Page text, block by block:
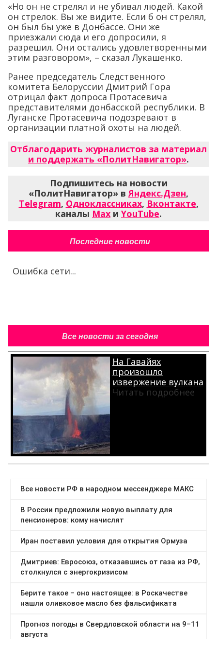
«Но он не стрелял и не убивал людей. Какой
он стрелок. Вы же видите. Если б он стрелял,
он был бы уже в Донбассе. Они же
приезжали сюда и его допросили, я
разрешил. Они остались удовлетворенными
этим разговором», – сказал Лукашенко.
Ранее председатель Следственного
комитета Белоруссии Дмитрий Гора
отрицал факт допроса Протасевича
представителями донбасской республики. В
Луганске Протасевича подозревают в
организации платной охоты на людей.
Отблагодарить журналистов за материал
и поддержать «ПолитНавигатор».
Подпишитесь на новости
«ПолитНавигатор» вЯндекс.Дзен,
Telegram, Одноклассниках, Вконтакте,
каналы Max и YouTube.
Последние новости
Ошибка сети...
Все новости за сегодня
На Гавайях
произошло
извержение вулкана
Читать подробнее